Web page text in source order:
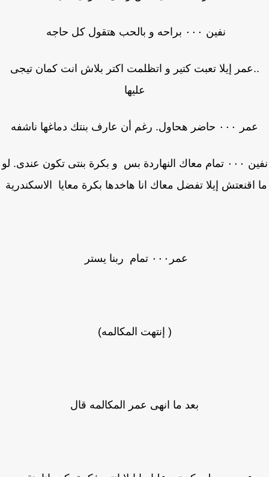
نفين ٠٠٠ براحه و بالحب هتقول كل حاجه
إيلا تعبت كتير و اتظلمت اكتر بلاش انت كمان تيجى
عليها
عمر ٠٠٠ حاضر هحاول. رغم أن عارف بنتك دماغها ناشفه
نفين ٠٠٠ تمام معاك النهاردة بس و بكرة بنتى تكون عندى. لو
اقنعتش إيلا تفضل معاك انا هاخدها بكرة معايا الاسكندرية
عمر٠٠٠ تمام ربنا يستر
( إنتهت المكالمه)
بعد ما انهى عمر المكالمه قال